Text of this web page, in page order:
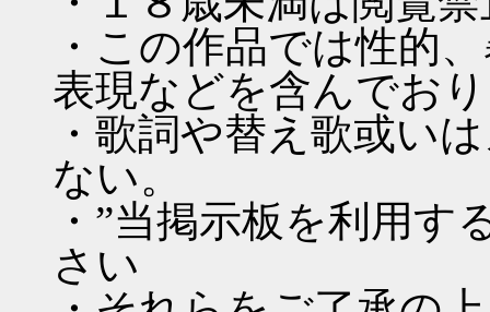
・この作品では性的
表現などを含んでお
・歌詞や替え歌或い
ない。
・”当掲示板を利用す
さい